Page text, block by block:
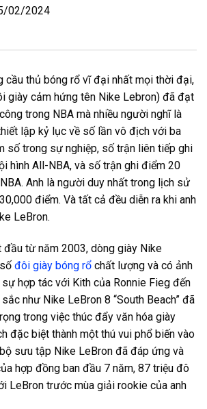
02/2024
cầu thủ bóng rổ vĩ đại nhất mọi thời đại,
giày cảm hứng tên Nike Lebron) đã đạt
trong NBA mà nhiều người nghĩ là
lập kỷ lục về số lần vô địch với ba
số trong sự nghiệp, số trận liên tiếp ghi
hình All-NBA, và số trận ghi điểm 20
Anh là người duy nhất trong lịch sử
điểm. Và tất cả đều diễn ra khi anh
LeBron.
đầu từ năm 2003, dòng giày Nike
đôi giày bóng rổ chất lượng và có ảnh
hợp tác với Kith của Ronnie Fieg đến
như Nike LeBron 8 “South Beach” đã
trong việc thúc đẩy văn hóa giày
đặc biệt thành một thú vui phổ biến vào
sưu tập Nike LeBron đã đáp ứng và
hợp đồng ban đầu 7 năm, 87 triệu đô
LeBron trước mùa giải rookie của anh